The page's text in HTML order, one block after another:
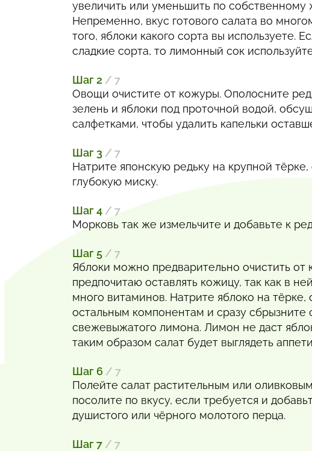
увеличить или уменьшить по собственному
Непременно, вкус готового салата во
того, яблоки какого сорта вы используете.
сладкие сорта, то лимонный сок
Шаг 2 / 7
Овощи очистите от кожуры. Ополосните
зелень и яблоки под проточной водой,
салфетками, чтобы удалить капельки
Шаг 3 / 7
Натрите японскую редьку на крупной тёрке,
глубокую миску.
Шаг 4 / 7
Морковь так же измельчите и добавьте к
Шаг 5 / 7
Яблоки можно предварительно очистить от
предпочитаю оставлять кожицу, так как в
много витаминов. Натрите яблоко на тёрке,
остальным компонентам и сразу сбрызните
свежевыжатого лимона. Лимон не даст
таким образом салат будет выглядеть
Шаг 6 / 7
Полейте салат растительным или
посолите по вкусу, если требуется и
душистого или чёрного молотого перца.
Шаг 7 / 7